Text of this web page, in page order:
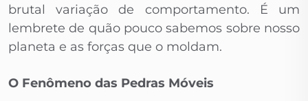
brutal variação de comportamento. É um
lembrete de quão pouco sabemos sobre nosso
planeta e as forças que o moldam.
O Fenômeno das Pedras Móveis